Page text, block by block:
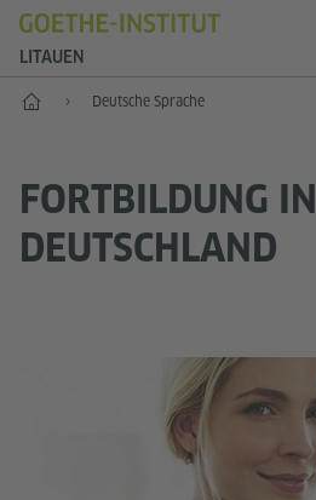
LITAUEN
Start Deutsche Sprache
FORTBILDUNG IN
DEUTSCHLAND